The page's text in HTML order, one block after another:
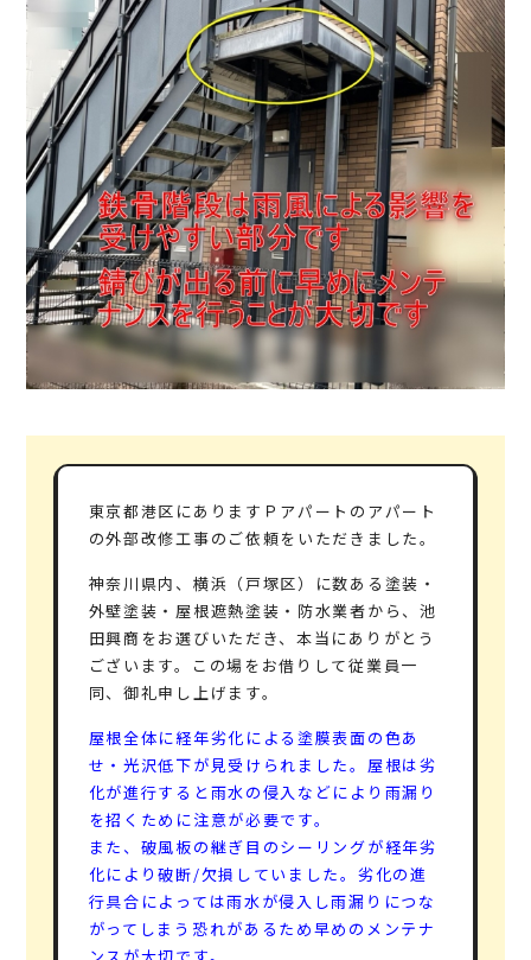
東京都港区にありますＰアパートのアパート
の外部改修工事のご依頼をいただきました。
神奈川県内、横浜（戸塚区）に数ある塗装・
外壁塗装・屋根遮熱塗装・防水業者から、池
田興商をお選びいただき、本当にありがとう
ございます。この場をお借りして従業員一
同、御礼申し上げます。
屋根全体に経年劣化による塗膜表面の色あ
せ・光沢低下が見受けられました。屋根は劣
化が進行すると雨水の侵入などにより雨漏り
を招くために注意が必要です。
また、破風板の継ぎ目のシーリングが経年劣
化により破断/欠損していました。劣化の進
行具合によっては雨水が侵入し雨漏りにつな
がってしまう恐れがあるため早めのメンテナ